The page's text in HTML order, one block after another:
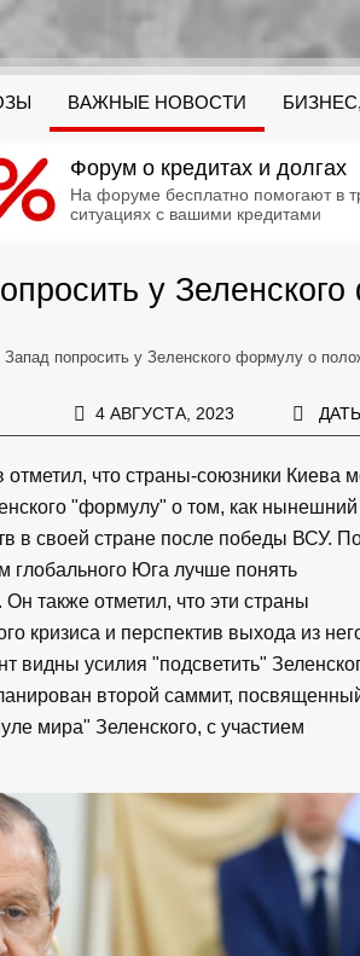
ВАЖНЫЕ НОВОСТИ
Форум о кредитах и долгах
На форуме бесплатно помогают в
ситуациях с вашими кредитами
у
попросить у Зеленского формулу о
4 АВГУСТА, 2023
что страны-союзники Киева
"формулу" о том, как
в своей стране после победы ВСУ.
глобального Юга лучше понять
также отметил, что эти страны
кризиса и перспектив выхода из
видны усилия "подсветить"
второй саммит,
мира" Зеленского, с участием